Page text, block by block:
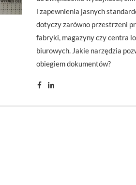
i zapewnienia jasnych
dotyczy zarówno przestrzeni
fabryki, magazyny czy centra
biurowych. Jakie narzędzia
obiegiem dokumentów?